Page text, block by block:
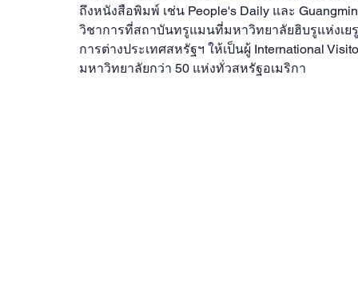
ถึงหนังสือพิมพ์ เช่น People's Daily และ
วิชาการที่สถาบันทรูแมนที่มหาวิทยาลัยฮิบรูแห่งเย
การต่างประเทศสหรัฐฯ ให้เป็นผู้ International
มหาวิทยาลัยกว่า 50 แห่งทั่วสหรัฐอเมริกา